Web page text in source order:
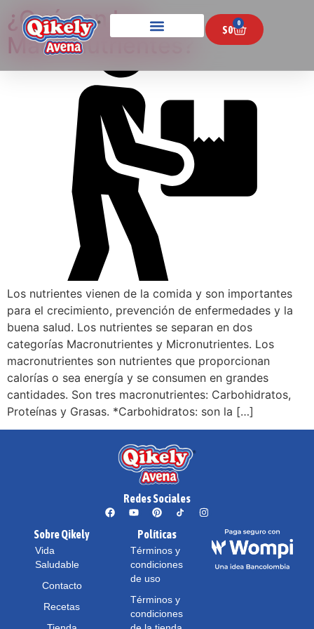
$0
0
¿Qué son los
Macronutrientes?
Los nutrientes vienen de la comida y son importantes
para el crecimiento, prevención de enfermedades y la
buena salud. Los nutrientes se separan en dos
categorías Macronutrientes y Micronutrientes. Los
macronutrientes son nutrientes que proporcionan
calorías o sea energía y se consumen en grandes
cantidades. Son tres macronutrientes: Carbohidratos,
Proteínas y Grasas. *Carbohidratos: son la […]
Redes Sociales
Sobre Qikely
Vida
Saludable
Contacto
Recetas
Políticas
Términos y
condiciones
de uso
Términos y
condiciones